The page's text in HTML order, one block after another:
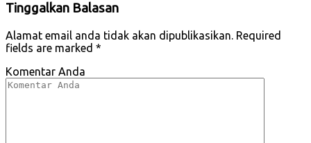
Tinggalkan Balasan
Alamat email anda tidak akan dipublikasikan. Required
fields are marked *
Komentar Anda